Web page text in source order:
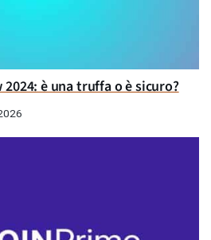
è una truffa o è sicuro?